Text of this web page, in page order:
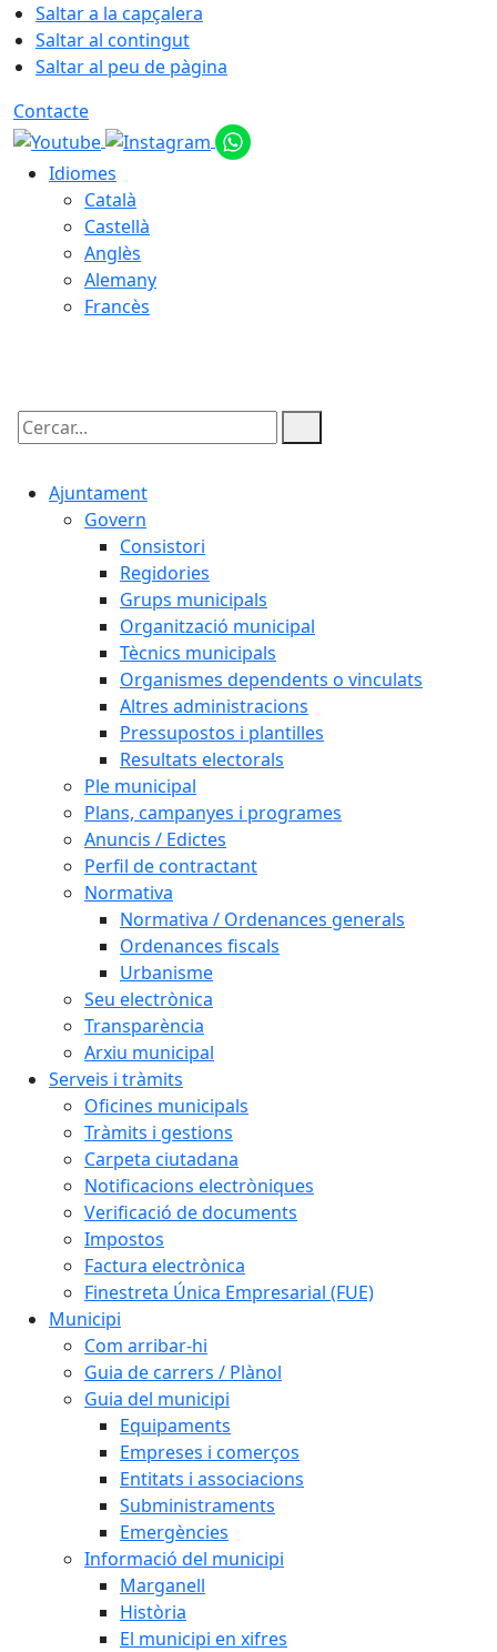
Saltar a la capçalera
Saltar al contingut
Saltar al peu de pàgina
Contacte
Idiomes
Català
Castellà
Anglès
Alemany
Francès
Cercar:
Ajuntament
Govern
Consistori
Regidories
Grups municipals
Organització municipal
Tècnics municipals
Organismes dependents o vinculats
Altres administracions
Pressupostos i plantilles
Resultats electorals
Ple municipal
Plans, campanyes i programes
Anuncis / Edictes
Perfil de contractant
Normativa
Normativa / Ordenances generals
Ordenances fiscals
Urbanisme
Seu electrònica
Transparència
Arxiu municipal
Serveis i tràmits
Oficines municipals
Tràmits i gestions
Carpeta ciutadana
Notificacions electròniques
Verificació de documents
Impostos
Factura electrònica
Finestreta Única Empresarial (FUE)
Municipi
Com arribar-hi
Guia de carrers / Plànol
Guia del municipi
Equipaments
Empreses i comerços
Entitats i associacions
Subministraments
Emergències
Informació del municipi
Marganell
Història
El municipi en xifres